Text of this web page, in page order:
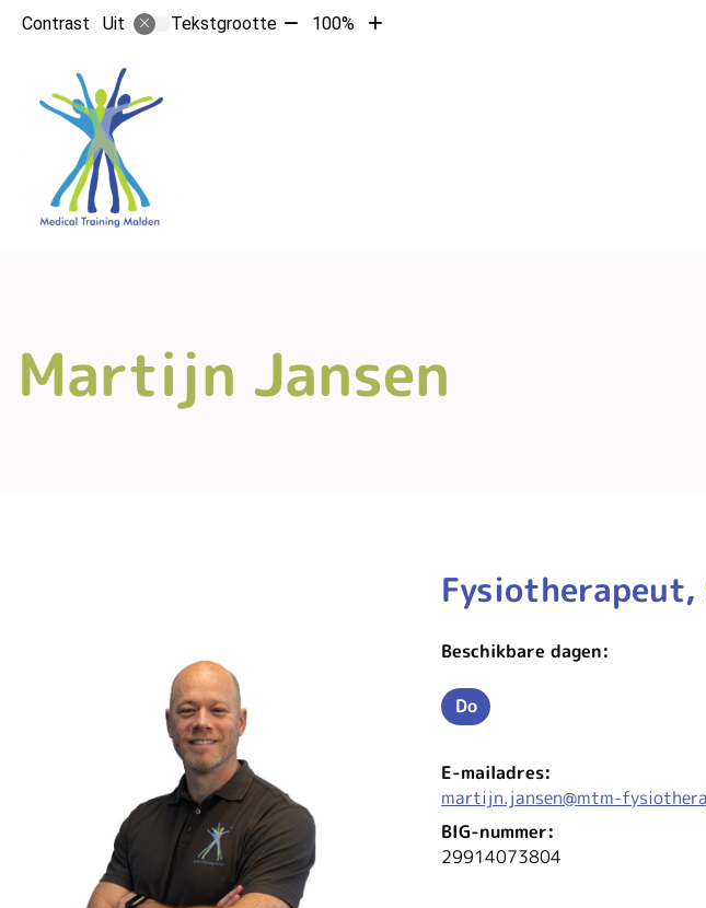
Contrast Uit Tekstgrootte Tekst100%
Tekst
Martijn Jansen
Beschikbare dagen:
Donderdag
Do
E-mailadres:
martijn.jansen@mtm-
BIG-nummer:
29914073804